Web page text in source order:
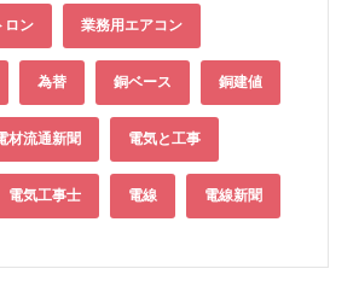
ロン 業務用エアコン
為替 銅ベース 銅建値
材流通新聞 電気と工事
電気工事士 電線 電線新聞